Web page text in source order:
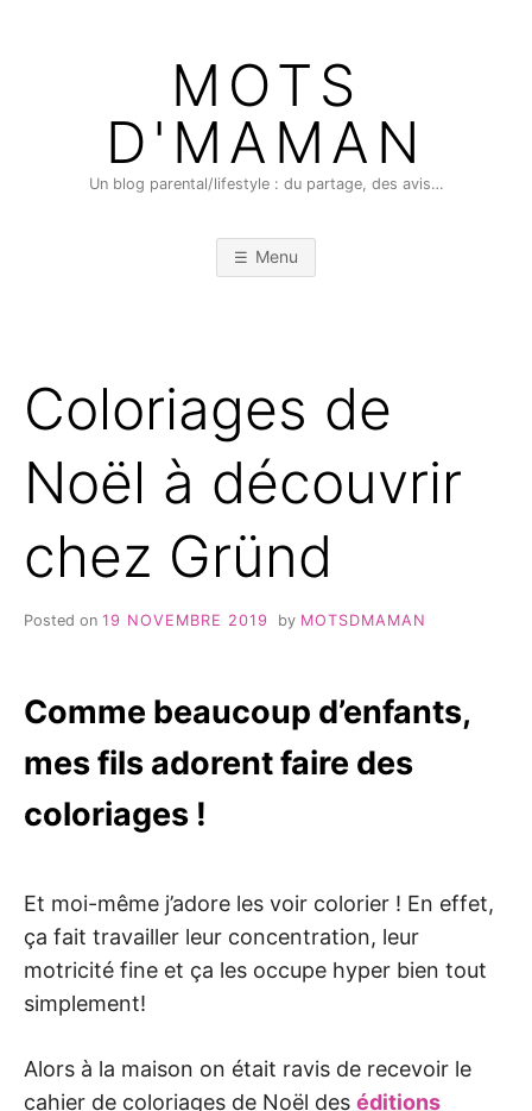
MOTS
D'MAMAN
Un blog parental/lifestyle : du partage, des avis…
Menu
Coloriages de
Noël à découvrir
chez Gründ
Posted on 19 NOVEMBRE 2019 by MOTSDMAMAN
Comme beaucoup d’enfants,
mes fils adorent faire des
coloriages !
Et moi-même j’adore les voir colorier ! En effet,
ça fait travailler leur concentration, leur
motricité fine et ça les occupe hyper bien tout
simplement!
Alors à la maison on était ravis de recevoir le
cahier de coloriages de Noël des éditions